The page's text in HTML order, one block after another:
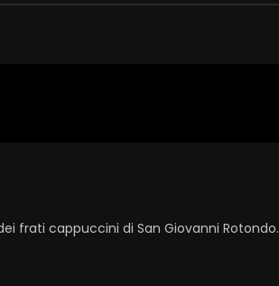
frati cappuccini di San Giovanni Rotondo.